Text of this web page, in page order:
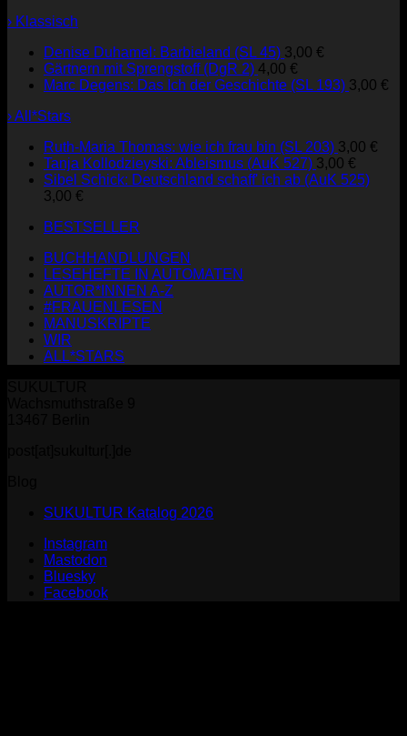
› Klassisch
Denise Duhamel: Barbieland (SL 45) 3,00 €
Gärtnern mit Sprengstoff (DgR 2) 4,00 €
Marc Degens: Das Ich der Geschichte (SL 193) 3,00 €
› All*Stars
Ruth-Maria Thomas: wie ich frau bin (SL 203) 3,00 €
Tanja Kollodzieyski: Ableismus (AuK 527) 3,00 €
Sibel Schick: Deutschland schaff' ich ab (AuK 525)
3,00 €
BESTSELLER
BUCHHANDLUNGEN
LESEHEFTE IN AUTOMATEN
AUTOR*INNEN A-Z
#FRAUENLESEN
MANUSKRIPTE
WIR
ALL*STARS
SUKULTUR Katalog 2026
Instagram
Mastodon
Bluesky
Facebook